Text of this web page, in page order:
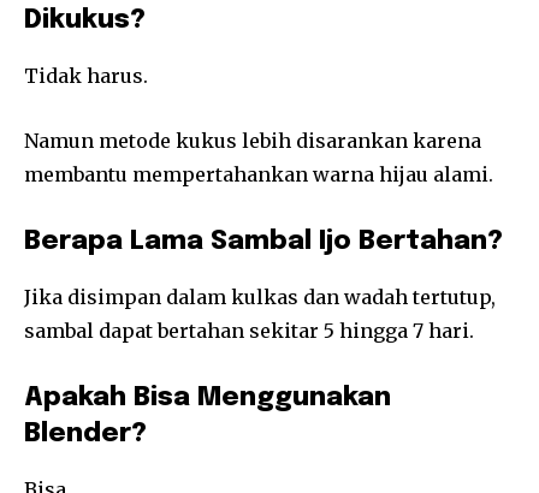
Dikukus?
Tidak harus.
Namun metode kukus lebih disarankan karena
membantu mempertahankan warna hijau alami.
Berapa Lama Sambal Ijo Bertahan?
Jika disimpan dalam kulkas dan wadah tertutup,
sambal dapat bertahan sekitar 5 hingga 7 hari.
Apakah Bisa Menggunakan
Blender?